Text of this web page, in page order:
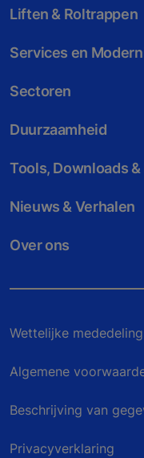
Liften & Roltrappen
Services en
Sectoren
Duurzaamheid
Tools, Downloads &
Nieuws & Verhalen
Over ons
Wettelijke mededeling
Algemene
Beschrijving van
Privacyverklaring